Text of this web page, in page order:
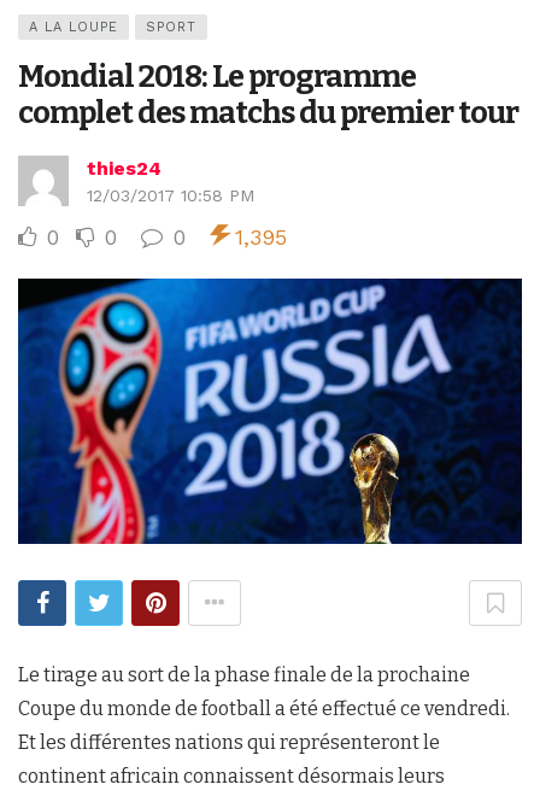
A LA LOUPE SPORT
Mondial 2018: Le programme
complet des matchs du premier tour
thies24
12/03/2017 10:58 PM
0 0 0 1,395
Le tirage au sort de la phase finale de la prochaine
Coupe du monde de football a été effectué ce vendredi.
Et les différentes nations qui représenteront le
continent africain connaissent désormais leurs